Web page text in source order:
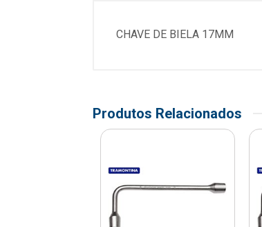
CHAVE DE BIELA 17MM
Produtos Relacionados